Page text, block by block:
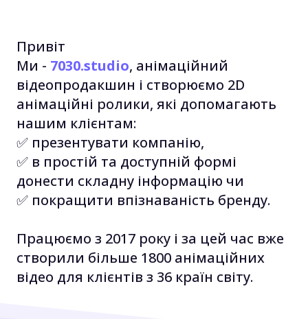
Привіт
Ми - 7030.studio, анімаційний
відеопродакшин і створюємо 2D
анімаційні ролики, які допомагають
нашим клієнтам:
✅ презентувати компанію,
✅ в простій та доступній формі
донести складну інформацію чи
✅ покращити впізнаваність бренду.
Працюємо з 2017 року і за цей час вже
створили більше 1800 анімаційних
відео для клієнтів з 36 країн світу.